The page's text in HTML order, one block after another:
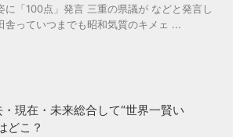
に「100点」発言 三重の県議が などと発言し
舎っていつまでも昭和気質のキメェ ...
・現在・未来総合して“世界一賢い
どこ？